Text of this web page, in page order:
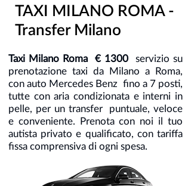
TAXI MILANO ROMA -
Transfer Milano
Taxi Milano Roma € 1300 servizio su
prenotazione taxi da Milano a Roma,
con auto Mercedes Benz fino a 7 posti,
tutte con aria condizionata e interni in
pelle, per un transfer puntuale, veloce
e conveniente. Prenota con noi il tuo
autista privato e qualificato, con tariffa
fissa comprensiva di ogni spesa.